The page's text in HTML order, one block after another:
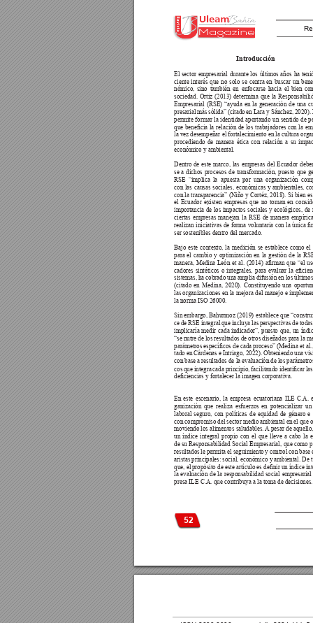
52
Introducción
El sector empresarial durante los últimos años ha
ciente interés que no solo se centra en buscar un
nómico, sino también en enfocarse hacia el bien
sociedad. Ortiz (2013) determina que la
Empresarial (RSE) “ayuda en la generación de una
presarial más sólida” (citado en Lara y Sánchez,
permite formar la identidad aportando un sentido de
que benecia la relación de los trabajadores con la
la vez desempeñar el fortalecimiento en la cultura
procediendo de manera ética con relación a su
económico y ambiental.
Dentro de este marco, las empresas del Ecuador
se a dichos procesos de transformación, puesto que
RSE “implica la apuesta por una organización
con las causas sociales, económicas y ambientales,
con la transparencia” (Niño y Cortéz, 2018). Si bien
el Ecuador existen empresas que no toman en
importancia de los impactos sociales y ecológicos,
ciertas empresas manejan la RSE de manera
realizan iniciativas de forma voluntaria con la única
ser sostenibles dentro del mercado.
Bajo este contexto, la medición se establece como
para el cambio y optimización en la gestión de la
manera, Medina León et al. (2014) arman que “el
cadores sintéticos o integrales, para evaluar la
sistemas, ha cobrado una amplia difusión en los
(citado en Medina, 2020). Constituyendo una
las organizaciones en la mejora del manejo e
la norma ISO 26000.
Sin embargo, Bahurmoz (2019) establece que
ce de RSE integral que incluya las perspectivas de
implicaría medir cada indicador”, puesto que, un
“se nutre de los resultados de otros diseñados para la
parámetros especícos de cada proceso” (Medina et
tado en Cárdenas e Intriago, 2022). Obteniendo una
con base a resultados de la evaluación de los
cos que integra cada principio, facilitando identicar
deciencias y fortalecer la imagen corporativa.
En este escenario, la empresa ecuatoriana ILE C.A.
ganización que realiza esfuerzos en potencializar
laboral seguro, con políticas de equidad de género
con compromiso del sector medio ambiental en el que
moviendo los alimentos saludables. A pesar de
un índice integral propio con el que lleve a cabo la
de su Responsabilidad Social Empresarial, que como
resultados le permita el seguimiento y control con base
aristas principales: social, económico y ambiental. De
que, el propósito de este artículo es denir un índice
la evaluación de la responsabilidad social empresarial
presa ILE C.A. que contribuya a la toma de